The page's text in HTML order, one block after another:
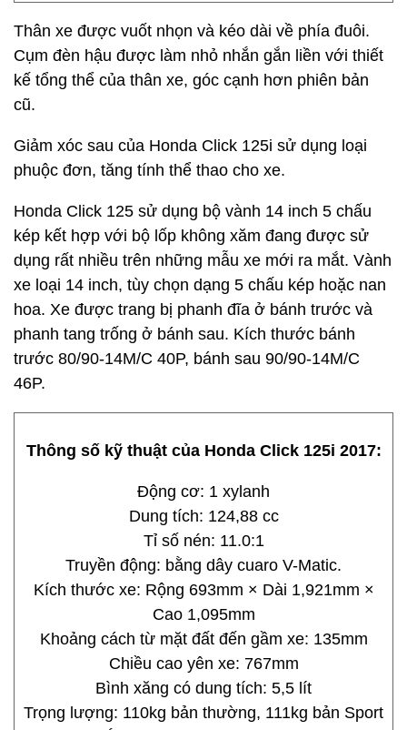
Thân xe được vuốt nhọn và kéo dài về phía đuôi.
Cụm đèn hậu được làm nhỏ nhắn gắn liền với thiết
kế tổng thể của thân xe, góc cạnh hơn phiên bản
cũ.
Giảm xóc sau của Honda Click 125i sử dụng loại
phuộc đơn, tăng tính thể thao cho xe.
Honda Click 125 sử dụng bộ vành 14 inch 5 chấu
kép kết hợp với bộ lốp không xăm đang được sử
dụng rất nhiều trên những mẫu xe mới ra mắt. Vành
xe loại 14 inch, tùy chọn dạng 5 chấu kép hoặc nan
hoa. Xe được trang bị phanh đĩa ở bánh trước và
phanh tang trống ở bánh sau. Kích thước bánh
trước 80/90-14M/C 40P, bánh sau 90/90-14M/C
46P.
Thông số kỹ thuật của Honda Click 125i 2017:
Động cơ: 1 xylanh
Dung tích: 124,88 cc
Tỉ số nén: 11.0:1
Truyền động: bằng dây cuaro V-Matic.
Kích thước xe: Rộng 693mm × Dài 1,921mm ×
Cao 1,095mm
Khoảng cách từ mặt đất đến gầm xe: 135mm
Chiều cao yên xe: 767mm
Bình xăng có dung tích: 5,5 lít
Trọng lượng: 110kg bản thường, 111kg bản Sport